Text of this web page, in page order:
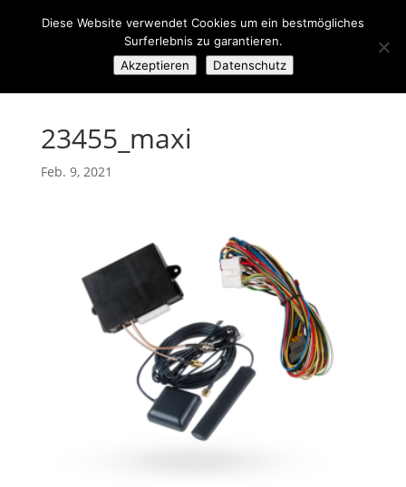
23455_maxi
Feb. 9, 2021
Diese Website verwendet Cookies um ein bestmögliches
Surferlebnis zu garantieren.
Akzeptieren
Datenschutz